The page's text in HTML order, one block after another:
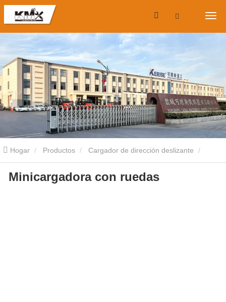
Hogar Productos Cargador de dirección deslizante
Cargadora compacta con ruedas Minicargadora con ruedas
Minicargadora con ruedas